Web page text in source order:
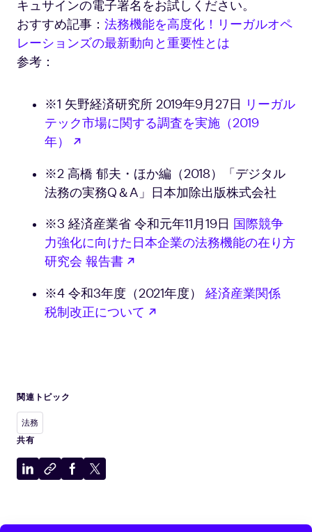
キュサインの電子署名をお試しください。
おすすめ記事： 法務機能を高度化！リーガルオペ
レーションズの最新動向と重要性とは
参考：
※1 矢野経済研究所 2019年9月27日 リーガル
テック市場に関する調査を実施（2019
年）
※2 高橋 郁夫・ほか編（2018）「デジタル
法務の実務Q＆A」日本加除出版株式会社
※3 経済産業省 令和元年11月19日 国際競争
力強化に向けた日本企業の法務機能の在り方
研究会 報告書
※4 令和3年度（2021年度） 経済産業関係
税制改正について
関連トピック
法務
共有
LinkedIn
有
ク
プ
Facebook
有
X
有